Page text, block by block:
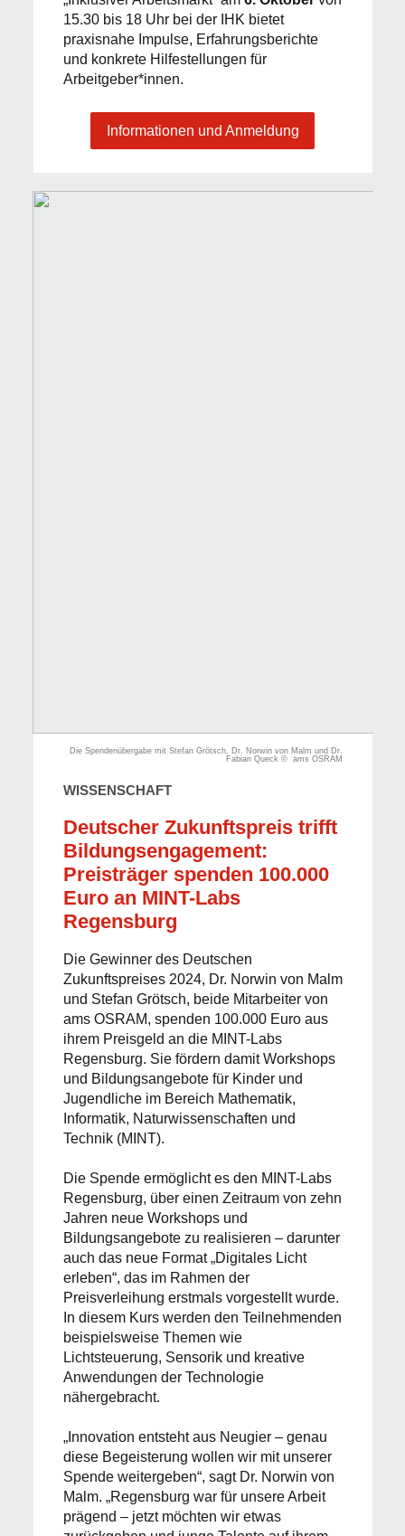
15.30 bis 18 Uhr bei der IHK bietet
praxisnahe Impulse, Erfahrungsberichte
und konkrete Hilfestellungen für
Arbeitgeber*innen.
Informationen und Anmeldung
Die Spendenübergabe mit Stefan Grötsch, Dr. Norwin von Malm und Dr.
Fabian Queck © ams OSRAM
WISSENSCHAFT
Deutscher Zukunftspreis trifft
Bildungsengagement:
Preisträger spenden 100.000
Euro an MINT-Labs
Regensburg
Die Gewinner des Deutschen
Zukunftspreises 2024, Dr. Norwin von Malm
und Stefan Grötsch, beide Mitarbeiter von
ams OSRAM, spenden 100.000 Euro aus
ihrem Preisgeld an die MINT-Labs
Regensburg. Sie fördern damit Workshops
und Bildungsangebote für Kinder und
Jugendliche im Bereich Mathematik,
Informatik, Naturwissenschaften und
Technik (MINT).
Die Spende ermöglicht es den MINT-Labs
Regensburg, über einen Zeitraum von zehn
Jahren neue Workshops und
Bildungsangebote zu realisieren – darunter
auch das neue Format „Digitales Licht
erleben“, das im Rahmen der
Preisverleihung erstmals vorgestellt wurde.
In diesem Kurs werden den Teilnehmenden
beispielsweise Themen wie
Lichtsteuerung, Sensorik und kreative
Anwendungen der Technologie
nähergebracht.
„Innovation entsteht aus Neugier – genau
diese Begeisterung wollen wir mit unserer
Spende weitergeben“, sagt Dr. Norwin von
Malm. „Regensburg war für unsere Arbeit
prägend – jetzt möchten wir etwas